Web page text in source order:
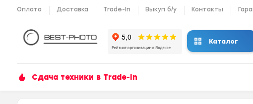
Оплата Доставка Trade-In Выкуп б/у Контакты
Каталог
Сдача техники в Trade-In